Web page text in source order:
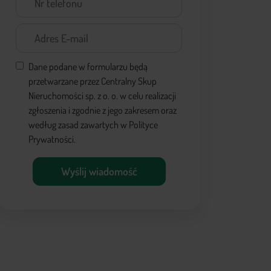
Dane podane w formularzu będą
przetwarzane przez Centralny Skup
Nieruchomości sp. z o. o. w celu realizacji
zgłoszenia i zgodnie z jego zakresem oraz
według zasad zawartych w Polityce
Prywatności.